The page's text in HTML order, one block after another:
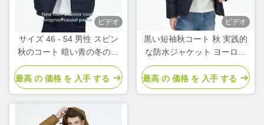
ビデオ
サイズ 46 - 54 男性 スピン
秋のコート 暗い青の冬のコ
ート 顧客の要求に応じ
最高 の 価格 を 入手 する
ビデオ
黒い短袖秋コート 秋 実践的
な防水ジャケット ヨーロッ
パ 冬
最高 の 価格 を 入手 する